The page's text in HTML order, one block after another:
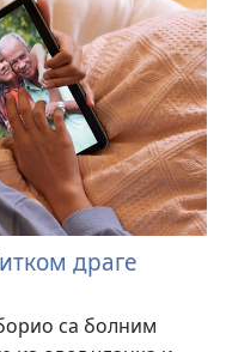
драге
са болним